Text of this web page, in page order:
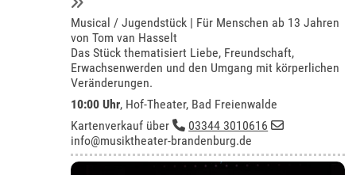
Musical / Jugendstück | Für Menschen ab 13 Jahren
von Tom van Hasselt
Das Stück thematisiert Liebe, Freundschaft,
Erwachsenwerden und den Umgang mit körperlichen
Veränderungen.
10:00 Uhr, Hof-Theater, Bad Freienwalde
Kartenverkauf über
03344 3010616
info@musiktheater-brandenburg.de